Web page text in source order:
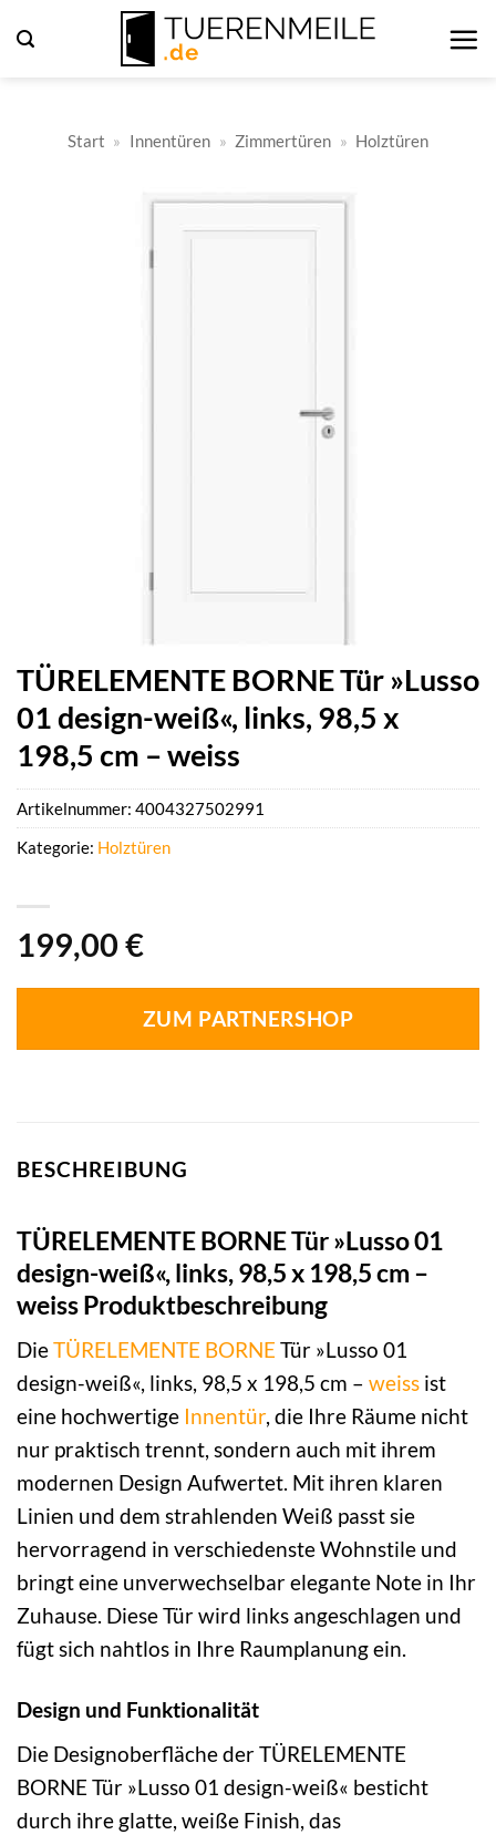
Inhalt
Start » Innentüren » Zimmertüren » Holztüren
TÜRELEMENTE BORNE Tür »Lusso
01 design-weiß«, links, 98,5 x
198,5 cm – weiss
199,00 €
ZUM PARTNERSHOP
Artikelnummer: 4004327502991
Kategorie: Holztüren
BESCHREIBUNG
TÜRELEMENTE BORNE Tür »Lusso 01
design-weiß«, links, 98,5 x 198,5 cm –
weiss Produktbeschreibung
DieTÜRELEMENTE BORNE Tür »Lusso 01
design-weiß«, links, 98,5 x 198,5 cm – weiss ist
eine hochwertige Innentür, die Ihre Räume nicht
nur praktisch trennt, sondern auch mit ihrem
modernen Design Aufwertet. Mit ihren klaren
Linien und dem strahlenden Weiß passt sie
hervorragend in verschiedenste Wohnstile und
bringt eine unverwechselbar elegante Note in Ihr
Zuhause. Diese Tür wird links angeschlagen und
fügt sich nahtlos in Ihre Raumplanung ein.
Design und Funktionalität
Die Designoberfläche der TÜRELEMENTE
BORNE Tür »Lusso 01 design-weiß« besticht
durch ihre glatte, weiße Finish, das